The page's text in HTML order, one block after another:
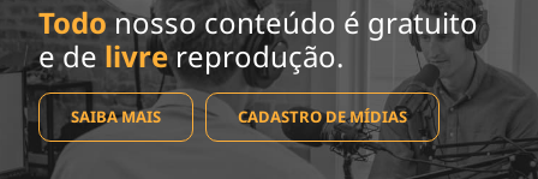
Todo nosso conteúdo é gratuito
e de livrereprodução.
SAIBA MAIS CADASTRO DE MÍDIAS